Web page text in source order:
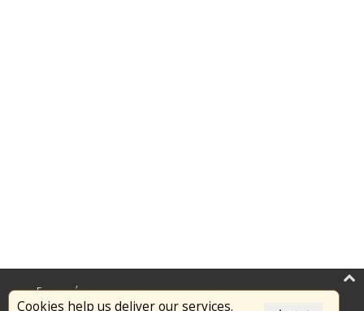
Cookies help us deliver our services.
Επικαιρότητα